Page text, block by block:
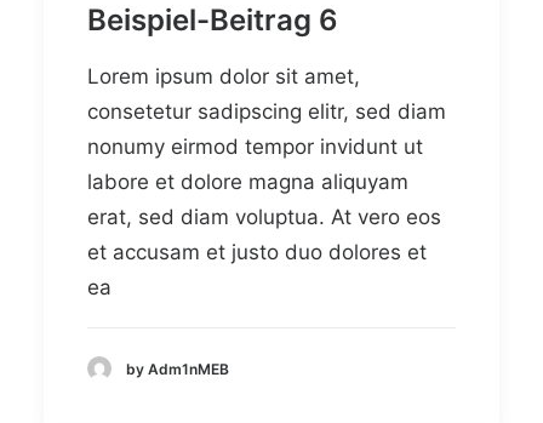
Beispiel-Beitrag 6
Lorem ipsum dolor sit amet,
consetetur sadipscing elitr, sed diam
nonumy eirmod tempor invidunt ut
labore et dolore magna aliquyam
erat, sed diam voluptua. At vero eos
et accusam et justo duo dolores et
ea
by Adm1nMEB